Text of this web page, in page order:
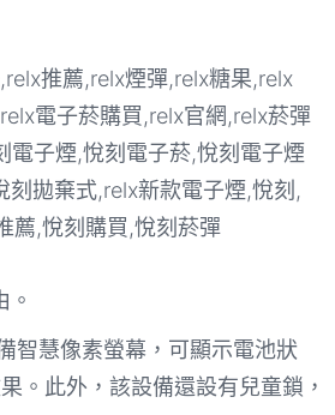
智慧像素螢幕，可顯示電池狀
。此外，該設備還設有兒童鎖，